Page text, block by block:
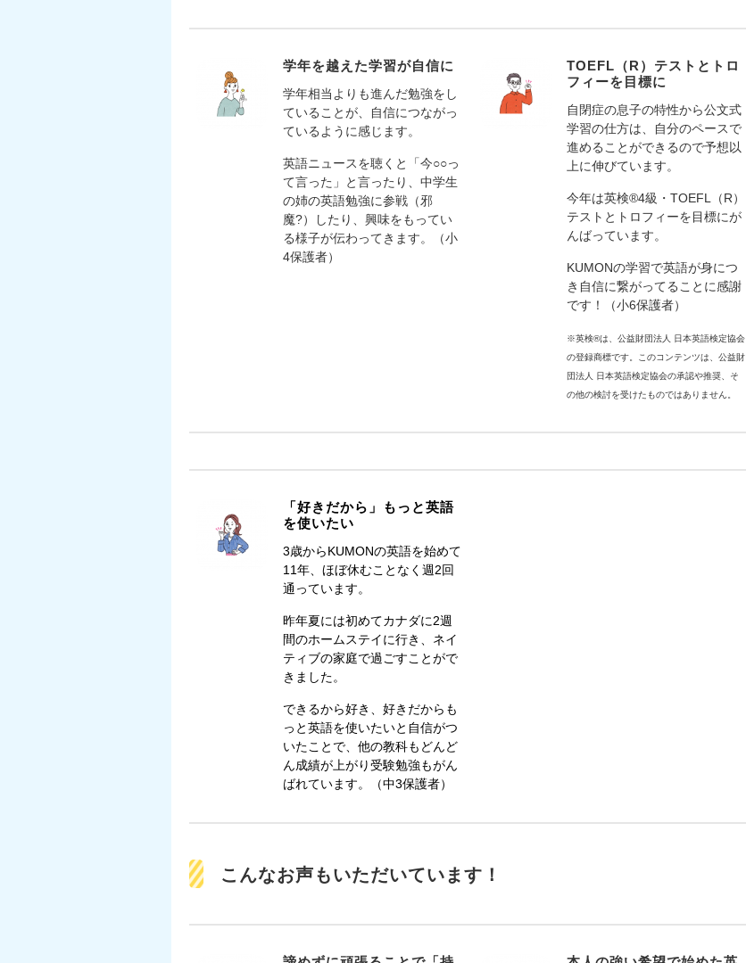
学年を越えた学習が自信に
学年相当よりも進んだ勉強をし
ていることが、自信につながっ
ているように感じます。
英語ニュースを聴くと「今○○っ
て言った」と言ったり、中学生
の姉の英語勉強に参戦（邪
魔?）したり、興味をもってい
る様子が伝わってきます。（小
4保護者）
TOEFL（R）テストとトロ
フィーを目標に
自閉症の息子の特性から公文式
学習の仕方は、自分のペースで
進めることができるので予想以
上に伸びています。
今年は英検®4級・TOEFL（R）
テストとトロフィーを目標にが
んばっています。
KUMONの学習で英語が身につ
き自信に繋がってることに感謝
です！（小6保護者）
※英検®は、公益財団法人 日本英語検定協会
の登録商標です。
このコンテンツは、公益財
団法人 日本英語検定協会の承認や推奨、そ
の他の検討を受けたものではありません。
「好きだから」もっと英語
を使いたい
3歳からKUMONの英語を始めて
11年、ほぼ休むことなく週2回
通っています。
昨年夏には初めてカナダに2週
間のホームステイに行き、ネイ
ティブの家庭で過ごすことがで
きました。
できるから好き、好きだからも
っと英語を使いたいと自信がつ
いたことで、他の教科もどんど
ん成績が上がり受験勉強もがん
ばれています。（中3保護者）
こんなお声もいただいています！